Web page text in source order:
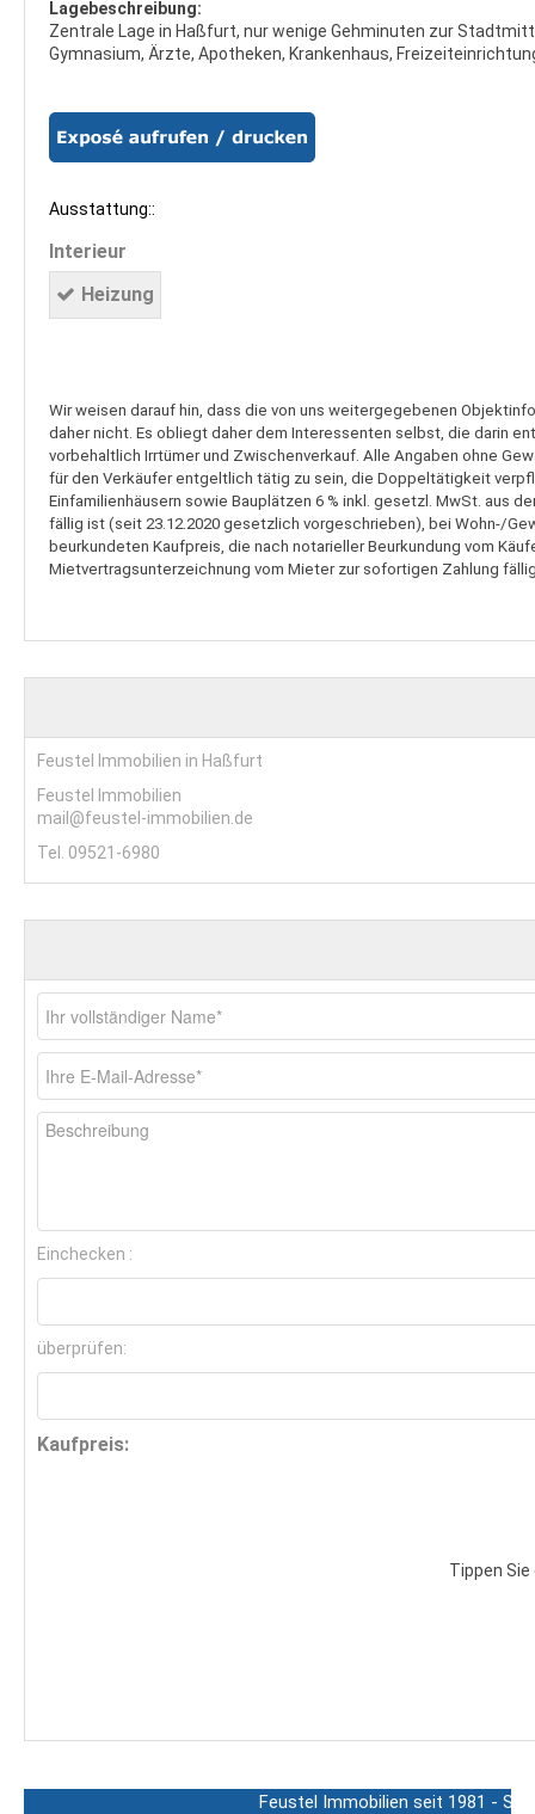
Lagebeschreibung:
Zentrale Lage in Haßfurt, nur wenige Gehminuten zur
Gymnasium, Ärzte, Apotheken, Krankenhaus,
Ausstattung::
Interieur
Heizung
Wir weisen darauf hin, dass die von uns weitergegebenen
daher nicht. Es obliegt daher dem Interessenten selbst, die darin
vorbehaltlich Irrtümer und Zwischenverkauf. Alle Angaben ohne
für den Verkäufer entgeltlich tätig zu sein, die Doppeltätigkeit
Einfamilienhäusern sowie Bauplätzen 6 % inkl. gesetzl. MwSt. aus
fällig ist (seit 23.12.2020 gesetzlich vorgeschrieben), bei Wohn-/
beurkundeten Kaufpreis, die nach notarieller Beurkundung vom
Mietvertragsunterzeichnung vom Mieter zur sofortigen Zahlung
Feustel Immobilien in Haßfurt
Feustel Immobilien
mail@feustel-immobilien.de
Tel. 09521-6980
Einchecken :
überprüfen:
Kaufpreis:
Tippen Sie
Feustel Immobilien seit 1981 -